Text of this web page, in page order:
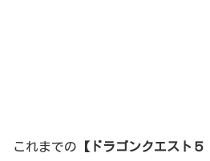
これまでの 【ドラゴンクエスト